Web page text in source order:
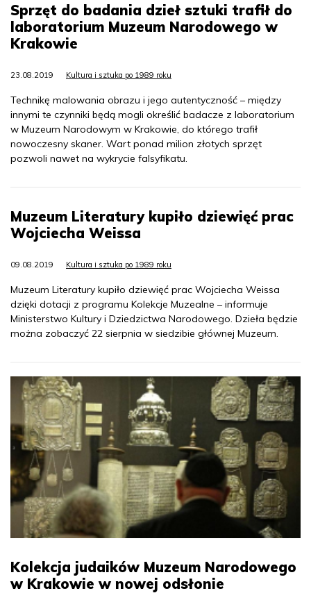
Sprzęt do badania dzieł sztuki trafił do
laboratorium Muzeum Narodowego w
Krakowie
23.08.2019 Kultura i sztuka po 1989 roku
Technikę malowania obrazu i jego autentyczność – między
innymi te czynniki będą mogli określić badacze z laboratorium
w Muzeum Narodowym w Krakowie, do którego trafił
nowoczesny skaner. Wart ponad milion złotych sprzęt
pozwoli nawet na wykrycie falsyfikatu.
Muzeum Literatury kupiło dziewięć prac
Wojciecha Weissa
09.08.2019 Kultura i sztuka po 1989 roku
Muzeum Literatury kupiło dziewięć prac Wojciecha Weissa
dzięki dotacji z programu Kolekcje Muzealne – informuje
Ministerstwo Kultury i Dziedzictwa Narodowego. Dzieła będzie
można zobaczyć 22 sierpnia w siedzibie głównej Muzeum.
Kolekcja judaików Muzeum Narodowego
w Krakowie w nowej odsłonie